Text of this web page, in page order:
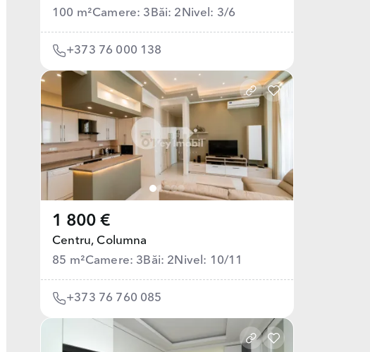
100 m²Camere: 3 Băi: 2 Nivel: 3/6
+373 76 000 138
1 800 €
Centru, Columna
85 m²Camere: 3 Băi: 2 Nivel: 10/11
+373 76 760 085